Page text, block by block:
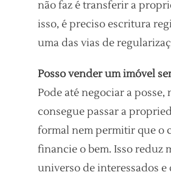
não faz é transferir a
isso, é preciso escritura
uma das vias de
Posso vender um imóvel
Pode até negociar a posse,
consegue passar a
formal nem permitir que o
financie o bem. Isso reduz
universo de interessados e